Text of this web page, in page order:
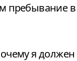
пребывание в
я должен